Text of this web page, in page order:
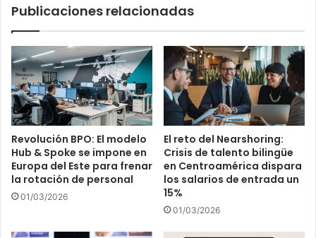
Publicaciones relacionadas
Revolución BPO: El modelo
Hub & Spoke se impone en
Europa del Este para frenar
la rotación de personal
01/03/2026
El reto del Nearshoring:
Crisis de talento bilingüe
en Centroamérica dispara
los salarios de entrada un
15%
01/03/2026